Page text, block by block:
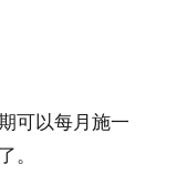
可以每月施一
。